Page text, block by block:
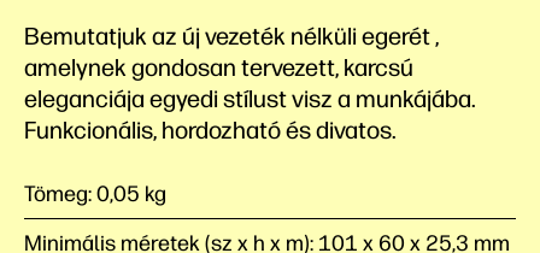
Bemutatjuk az új vezeték nélküli egerét,
amelynek gondosan tervezett, karcsú
eleganciája egyedi stílust visz a munkájába.
Funkcionális, hordozható és divatos.
Tömeg: 0,05 kg
Minimális méretek (sz x h x m): 101 x 60 x 25,3 mm